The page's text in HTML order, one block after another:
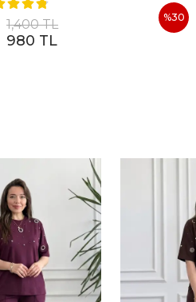
1,400 TL
980 TL
%30